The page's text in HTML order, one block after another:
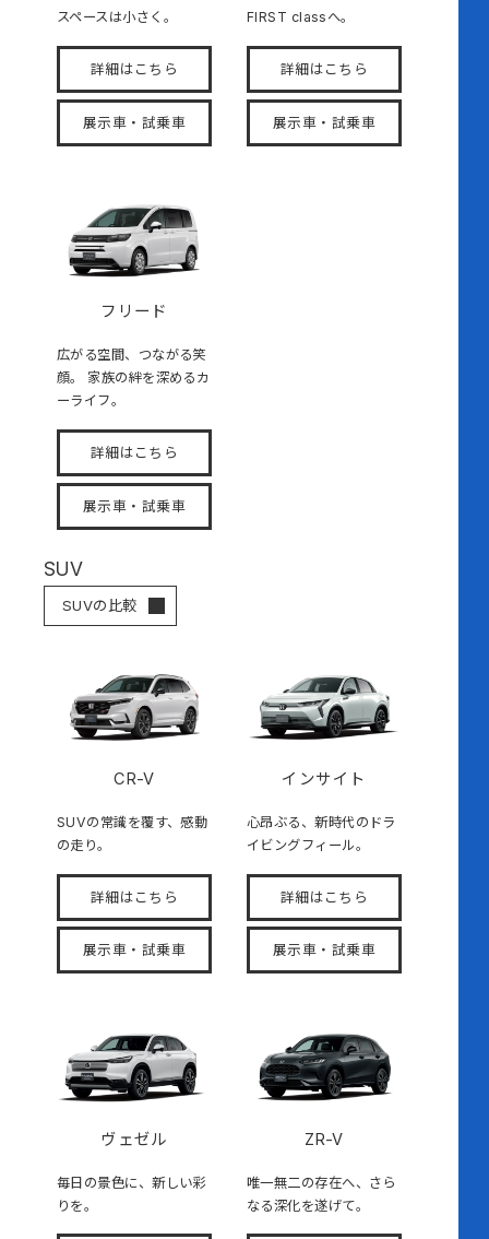
スペースは小さく。
詳細はこちら
展示車・試乗車
FIRST classへ。
詳細はこちら
展示車・試乗車
フリード
広がる空間、つながる笑
顔。 家族の絆を深めるカ
ーライフ。
詳細はこちら
展示車・試乗車
SUV
SUVの比較
CR-V
SUVの常識を覆す、感動
の走り。
詳細はこちら
展示車・試乗車
インサイト
心昂ぶる、新時代のドラ
イビングフィール。
詳細はこちら
展示車・試乗車
ヴェゼル
毎日の景色に、新しい彩
りを。
ZR-V
唯一無二の存在へ、さら
なる深化を遂げて。